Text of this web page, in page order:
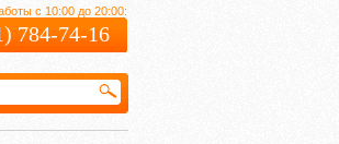
с 10:00 до 20:00:
784-74-16